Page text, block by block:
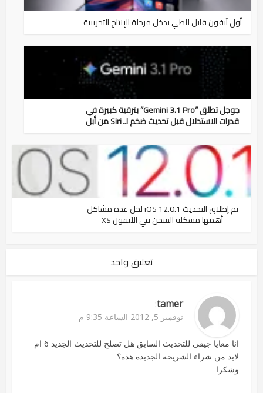
أول آيفون قابل للطي يدخل مرحلة الإنتاج التجريبية
جوجل تطلق “Gemini 3.1 Pro” بترقية كبيرة في
قدرات الاستدلال قبل تحديث ضخم لـ Siri من أبل
تم إطلاق التحديث iOS 12.0.1 لحل عدة مشاكل
أهمها مشكلة الشحن في الآيفون XS
تعليق واحد
tamer
:
نوفمبر 5, 2012 الساعة 9:35 م
انا معايا جيفى للتحديث السابق هل تصلح للتحديث الجديد 6 ام
لابد من شراء الشريحه الجدبده هذه؟
وشكرا